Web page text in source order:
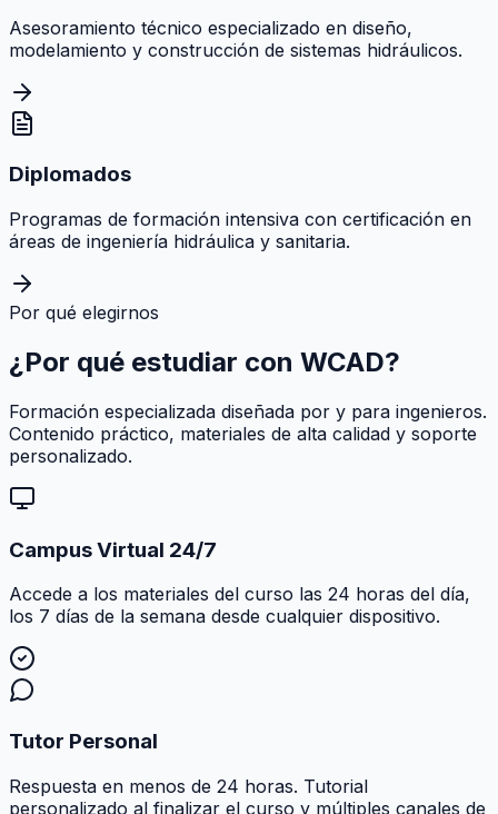
Asesoramiento técnico especializado en diseño,
modelamiento y construcción de sistemas hidráulicos.
Diplomados
Programas de formación intensiva con certificación en
áreas de ingeniería hidráulica y sanitaria.
Por qué elegirnos
¿Por qué estudiar con WCAD?
Formación especializada diseñada por y para ingenieros.
Contenido práctico, materiales de alta calidad y soporte
personalizado.
Campus Virtual 24/7
Accede a los materiales del curso las 24 horas del día,
los 7 días de la semana desde cualquier dispositivo.
Tutor Personal
Respuesta en menos de 24 horas. Tutorial
personalizado al finalizar el curso y múltiples canales de